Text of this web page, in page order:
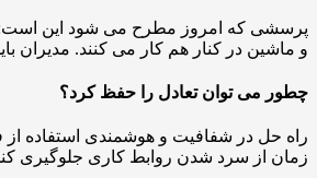
پرسشی که امروز مطرح می شود این است:
و ماشین در کنار هم کار می کنند. مدیران
چطور می توان تعادل را حفظ کرد؟
راه حل در شفافیت و هوشمندی استفاده از
زمان از سرد شدن روابط کاری جلوگیری